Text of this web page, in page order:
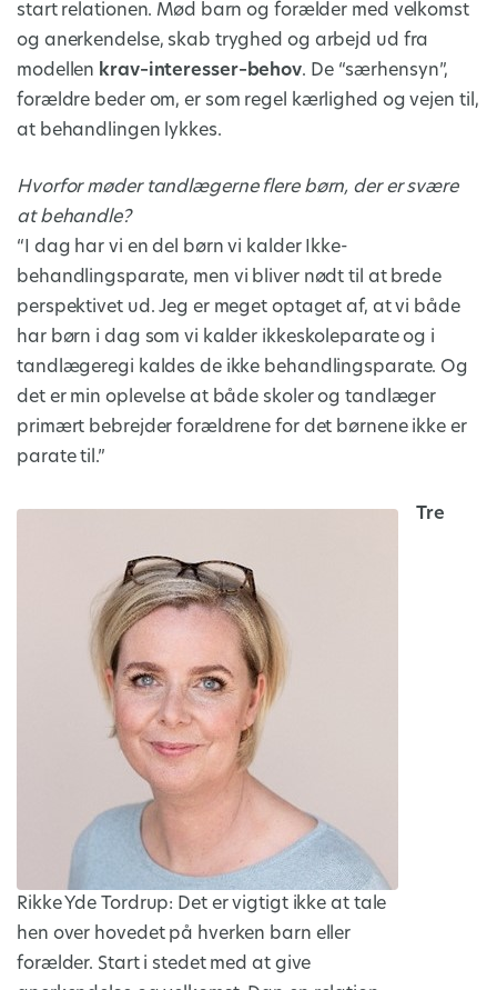
start relationen. Mød barn og forælder med velkomst
og anerkendelse, skab tryghed og arbejd ud fra
modellen krav–interesser–behov. De “særhensyn”,
forældre beder om, er som regel kærlighed og vejen til,
at behandlingen lykkes.
Hvorfor møder tandlægerne flere børn, der er svære
at behandle?
“I dag har vi en del børn vi kalder Ikke-
behandlingsparate, men vi bliver nødt til at brede
perspektivet ud. Jeg er meget optaget af, at vi både
har børn i dag som vi kalder ikkeskoleparate og i
tandlægeregi kaldes de ikke behandlingsparate. Og
det er min oplevelse at både skoler og tandlæger
primært bebrejder forældrene for det børnene ikke er
parate til.”
Rikke Yde Tordrup: Det er vigtigt ikke at tale
hen over hovedet på hverken barn eller
forælder. Start i stedet med at give
Tre